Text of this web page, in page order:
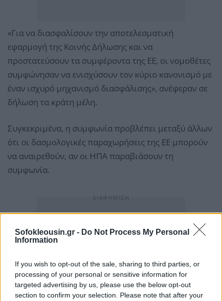
Sofokleousin.gr - Do Not Process My Personal
Information
If you wish to opt-out of the sale, sharing to third parties, or
processing of your personal or sensitive information for
targeted advertising by us, please use the below opt-out
section to confirm your selection. Please note that after your
«Για να διασφαλίσουν την αποτελεσματική
εφαρμογή της Κοινής Δήλωσης και να
προστατεύσουν τα συμφέροντα της ΕΕ, οι νομοθέτες
συμφώνησαν να ενισχύσουν τον κύριο κανονισμό με
έναν ισχυρό μηχανισμό διασφάλισης», ανέφεραν σε
δήλωση τα κράτη μέλη.
Συγκεκριμένα, η συμφωνία προβλέπει μεταξύ άλλων
ότι οι δασμολογικές παραχωρήσεις της ΕΕ μπορούν
να αναιρεθούν, αν οι ΗΠΑ παραβιάσουν τη
συμφωνία.